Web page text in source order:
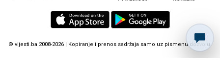
© vijesti.ba 2008-2026 | Kopiranje i prenos sadržaja samo uz pismenu dozvolu.